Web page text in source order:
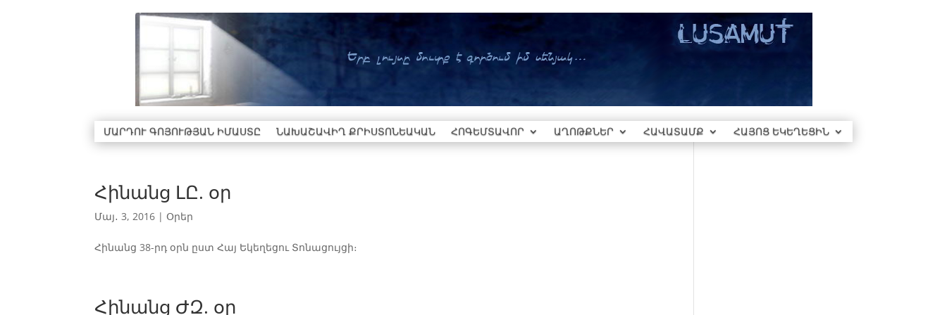
ՄԱՐԴՈՒ ԳՈՅՈՒԹՅԱՆ ԻՄԱՍՏԸ ՆԱԽԱՇԱՎԻՂ ՔՐԻՍՏՈՆԵԱԿԱՆ ՀՈԳԵՄՏԱՎՈՐ ԱՂՈԹՔՆԵՐ ՀԱՎԱՏԱՄՔ ՀԱՅՈՑ ԵԿԵՂԵՑԻՆ
Հինանց ԼԸ. օր
Մայ․ 3, 2016 |Օրեր
Հինանց 38-րդ օրն ըստ Հայ Եկեղեցու Տոնացույցի։
Հինանց ԺԶ. օր